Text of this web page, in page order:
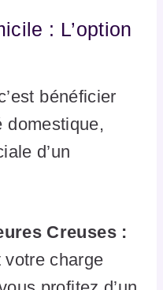
: L’option
bénéficier
domestique,
d’un
Creuses :
votre charge